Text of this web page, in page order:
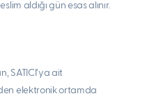
aldığı gün esas alınır.
SATICI’ya ait
elektronik ortamda